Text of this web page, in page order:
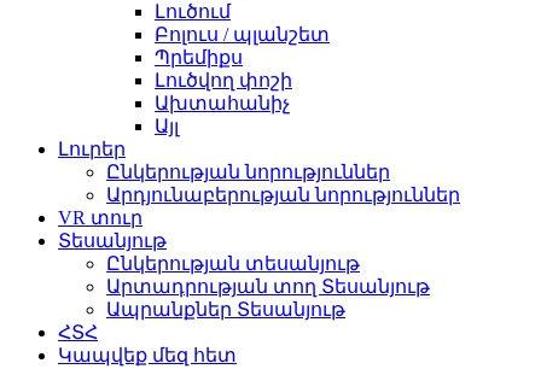
Լուծում
Բոլուս / պլանշետ
Պրեմիքս
Լուծվող փոշի
Ախտահանիչ
Այլ
Լուրեր
Ընկերության նորություններ
Արդյունաբերության նորություններ
VR տուր
Տեսանյութ
Ընկերության տեսանյութ
Արտադրության տող Տեսանյութ
Ապրանքներ Տեսանյութ
ՀՏՀ
Կապվեք մեզ հետ